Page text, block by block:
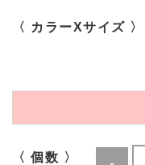
〈 カラーXサイズ 〉
〈 個数 〉